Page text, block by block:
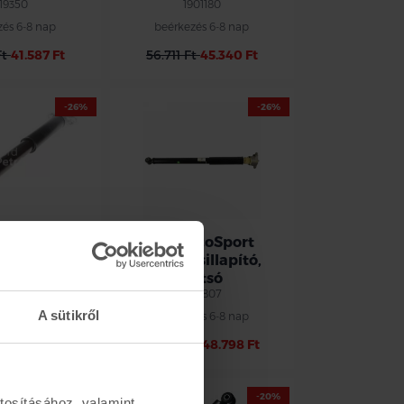
A sütikről
6-8 nap
41.587 Ft
1901180
beérkezés 6-8 nap
56.711 Ft45.340 Ft
-26% -26%
Ford EcoSport
lengéscsillapító,
hátsó
1915807
beérkezés 6-8 nap
66.123 Ft48.798 Ft
-20%